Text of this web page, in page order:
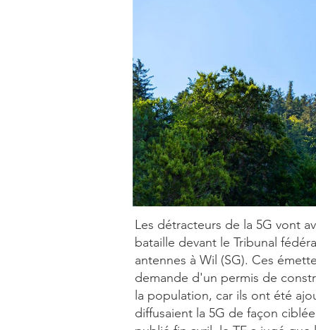
Les détracteurs de la 5G vont
bataille devant le Tribunal
antennes à Wil (SG). Ces
demande d'un permis de
la population, car ils ont été
diffusaient la 5G de façon